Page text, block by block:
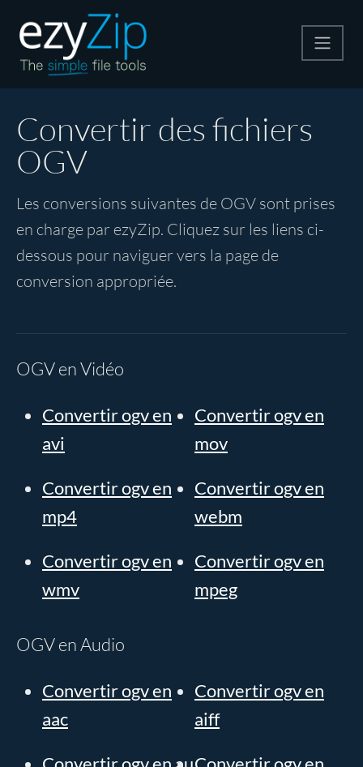
Décompresser
Convertir
Autres outils
Convertir des fichiers
OGV
Les conversions suivantes de OGV sont prises
en charge par ezyZip. Cliquez sur les liens ci-
dessous pour naviguer vers la page de
conversion appropriée.
OGV en Vidéo
Convertir ogv en
avi
Convertir ogv en
mov
Convertir ogv en
mp4
Convertir ogv en
webm
Convertir ogv en
wmv
Convertir ogv en
mpeg
OGV en Audio
Convertir ogv en
aac
Convertir ogv en
aiff